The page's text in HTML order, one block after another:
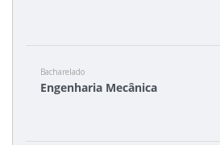
Bacharelado
Engenharia Mecânica